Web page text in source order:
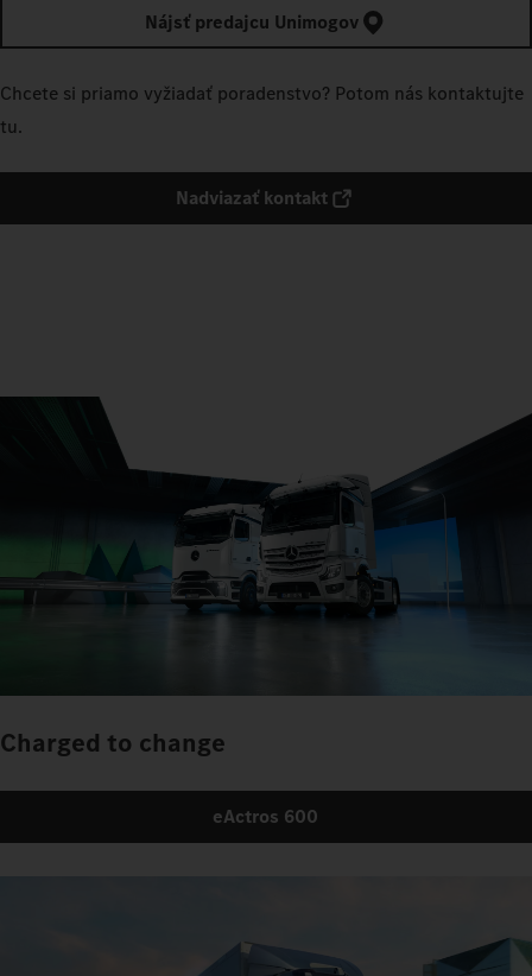
Nájsť predajcu Unimogov
Chcete si priamo vyžiadať poradenstvo? Potom nás kontaktujte
tu.
Nadviazať kontakt
Charged to change
eActros 600